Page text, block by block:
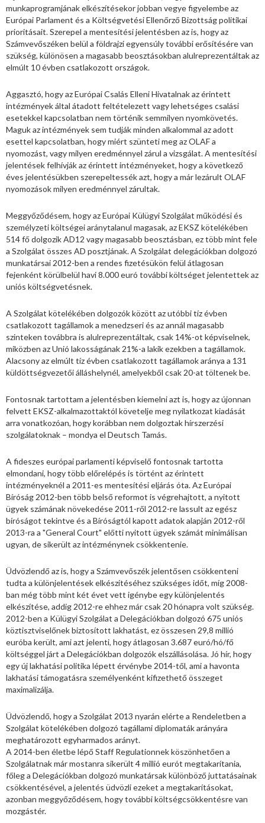
munkaprogramjának elkészítésekor jobban vegye figyelembe az
Európai Parlament és a Költségvetési Ellenőrző Bizottság politikai
prioritásait. Szerepel a mentesítési jelentésben az is, hogy az
Számvevőszéken belül a földrajzi egyensúly további erősítésére van
szükség, különösen a magasabb beosztásokban alulreprezentáltak az
elmúlt 10 évben csatlakozott országok.
Aggasztó, hogy az Európai Csalás Elleni Hivatalnak az érintett
intézmények által átadott feltételezett vagy lehetséges csalási
esetekkel kapcsolatban nem történik semmilyen nyomkövetés.
Maguk az intézmények sem tudják minden alkalommal az adott
esettel kapcsolatban, hogy miért szünteti meg az OLAF a
nyomozást, vagy milyen eredménnyel zárul a vizsgálat. A mentesítési
jelentések felhívják az érintett intézményeket, hogy a következő
éves jelentésükben szerepeltessék azt, hogy a már lezárult OLAF
nyomozások milyen eredménnyel zárultak.
Meggyőződésem, hogy az Európai Külügyi Szolgálat működési és
személyzeti költségei aránytalanul magasak, az EKSZ kötelékében
514 fő dolgozik AD12 vagy magasabb beosztásban, ez több mint fele
a Szolgálat összes AD posztjának. A Szolgálat delegációkban dolgozó
munkatársai 2012-ben a rendes fizetésükön felül átlagosan
fejenként körülbelül havi 8.000 euró további költséget jelentettek az
uniós költségvetésnek.
A Szolgálat kötelékében dolgozók között az utóbbi tíz évben
csatlakozott tagállamok a menedzseri és az annál magasabb
szinteken továbbra is alulreprezentáltak, csak 14%-ot képviselnek,
miközben az Unió lakosságának 21%-a lakik ezekben a tagállamok.
Alacsony az elmúlt tíz évben csatlakozott tagállamok aránya a 131
küldöttségvezetői álláshelynél, amelyekből csak 20-at töltenek be.
Fontosnak tartottam a jelentésben kiemelni azt is, hogy az újonnan
felvett EKSZ-alkalmazottaktól követelje meg nyilatkozat kiadását
arra vonatkozóan, hogy korábban nem dolgoztak hírszerzési
szolgálatoknak – mondya el Deutsch Tamás.
A fideszes európai parlamenti képviselő fontosnak tartotta
elmondani, hogy több előrelépés is történt az érintett
intézményeknél a 2011-es mentesítési eljárás óta. Az Európai
Bíróság 2012-ben több belső reformot is végrehajtott, a nyitott
ügyek számának növekedése 2011-ről 2012-re lassult az egész
bíróságot tekintve és a Bíróságtól kapott adatok alapján 2012-ről
2013-ra a "General Court" előtti nyitott ügyek számát minimálisan
ugyan, de sikerült az intézménynek csökkentenie.
Üdvözlendő az is, hogy a Számvevőszék jelentősen csökkenteni
tudta a különjelentések elkészítéséhez szükséges időt, míg 2008-
ban még több mint két évet vett igénybe egy különjelentés
elkészítése, addig 2012-re ehhez már csak 20 hónapra volt szükség.
2012-ben a Külügyi Szolgálat a Delegációkban dolgozó 675 uniós
köztisztviselőnek biztosított lakhatást, ez összesen 29,8 millió
euróba került, ami azt jelenti, hogy átlagosan 3.687 euró/hó/fő
költséggel járt a Delegációkban dolgozók elszállásolása. Jó hír, hogy
egy új lakhatási politika lépett érvénybe 2014-től, ami a havonta
lakhatási támogatásra személyenként kifizethető összeget
maximalizálja.
Üdvözlendő, hogy a Szolgálat 2013 nyarán elérte a Rendeletben a
Szolgálat kötelékében dolgozó tagállami diplomaták arányára
meghatározott egyharmados arányt.
A 2014-ben életbe lépő Staff Regulationnek köszönhetően a
Szolgálatnak már mostanra sikerült 4 millió eurót megtakarítania,
főleg a Delegációkban dolgozó munkatársak különböző juttatásainak
csökkentésével, a jelentés üdvözli ezeket a megtakarításokat,
azonban meggyőződésem, hogy további költségcsökkentésre van
mozgástér.